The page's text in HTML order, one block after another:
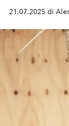
Tim
Wednesday
sorprendenti.
21.07.2025 di